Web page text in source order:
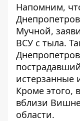
Напомним,
Мучной,
ВСУ с тыла.
истерзанные
Кроме этого,
вблизи
области.